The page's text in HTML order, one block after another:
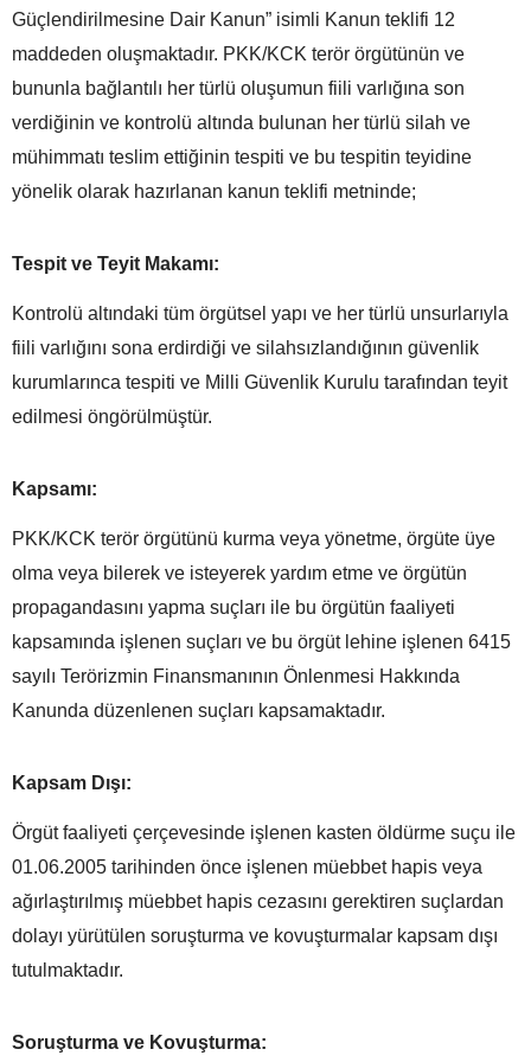
Güçlendirilmesine Dair Kanun” isimli Kanun teklifi 12
maddeden oluşmaktadır. PKK/KCK terör örgütünün ve
bununla bağlantılı her türlü oluşumun fiili varlığına son
verdiğinin ve kontrolü altında bulunan her türlü silah ve
mühimmatı teslim ettiğinin tespiti ve bu tespitin teyidine
yönelik olarak hazırlanan kanun teklifi metninde;
Tespit ve Teyit Makamı:
Kontrolü altındaki tüm örgütsel yapı ve her türlü unsurlarıyla
fiili varlığını sona erdirdiği ve silahsızlandığının güvenlik
kurumlarınca tespiti ve Milli Güvenlik Kurulu tarafından teyit
edilmesi öngörülmüştür.
Kapsamı:
PKK/KCK terör örgütünü kurma veya yönetme, örgüte üye
olma veya bilerek ve isteyerek yardım etme ve örgütün
propagandasını yapma suçları ile bu örgütün faaliyeti
kapsamında işlenen suçları ve bu örgüt lehine işlenen 6415
sayılı Terörizmin Finansmanının Önlenmesi Hakkında
Kanunda düzenlenen suçları kapsamaktadır.
Kapsam Dışı:
Örgüt faaliyeti çerçevesinde işlenen kasten öldürme suçu ile
01.06.2005 tarihinden önce işlenen müebbet hapis veya
ağırlaştırılmış müebbet hapis cezasını gerektiren suçlardan
dolayı yürütülen soruşturma ve kovuşturmalar kapsam dışı
tutulmaktadır.
Soruşturma ve Kovuşturma: